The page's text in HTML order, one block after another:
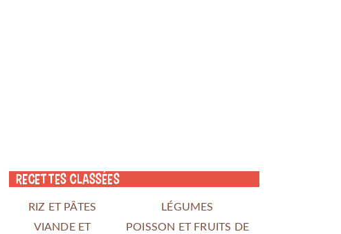
Recettes classées
RIZ ET PÂTES
LÉGUMES
VIANDE ET
POISSON ET FRUITS DE